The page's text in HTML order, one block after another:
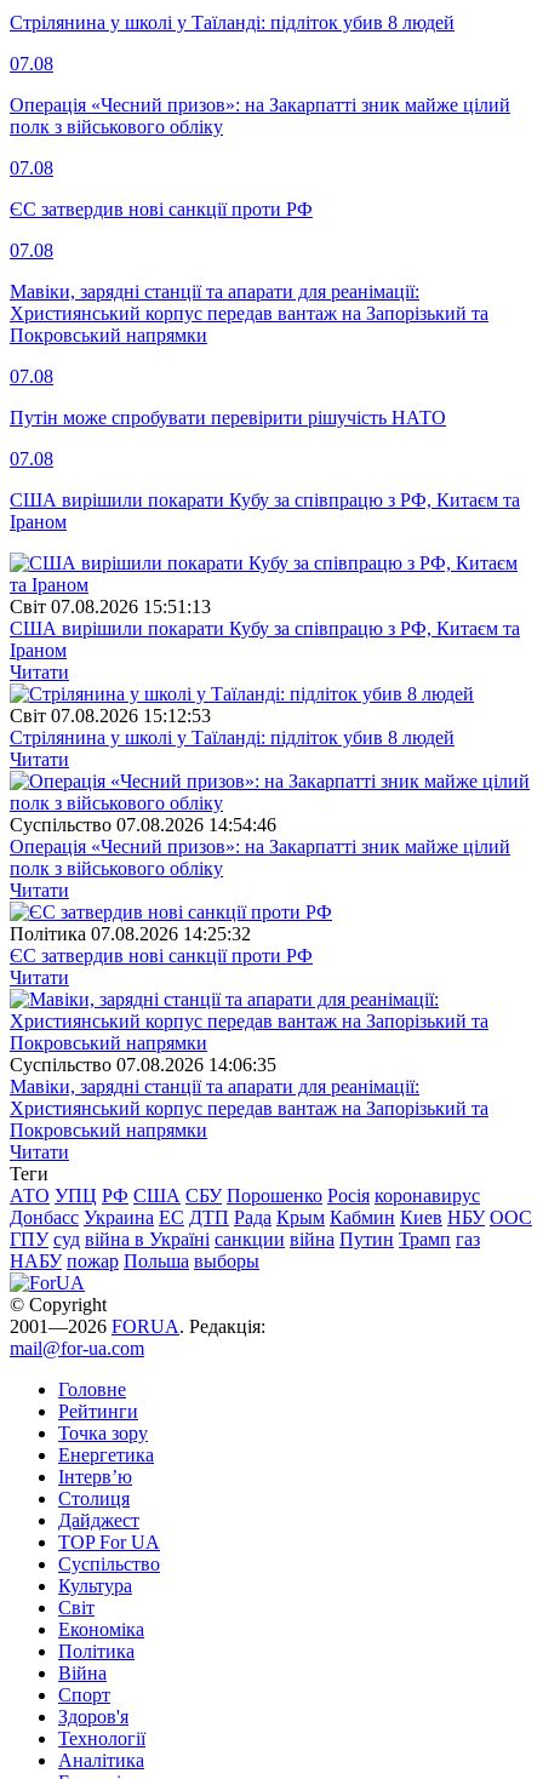
Стрілянина у школі у Таїланді: підліток убив 8 людей
07.08
Операція «Чесний призов»: на Закарпатті зник майже цілий
полк з військового обліку
07.08
ЄС затвердив нові санкції проти РФ
07.08
Мавіки, зарядні станції та апарати для реанімації:
Християнський корпус передав вантаж на Запорізький та
Покровський напрямки
07.08
Путін може спробувати перевірити рішучість НАТО
07.08
США вирішили покарати Кубу за співпрацю з РФ, Китаєм та
Іраном
Свiт 07.08.2026 15:51:13
США вирішили покарати Кубу за співпрацю з РФ, Китаєм та
Іраном
Читати
Свiт 07.08.2026 15:12:53
Стрілянина у школі у Таїланді: підліток убив 8 людей
Читати
Суспiльство 07.08.2026 14:54:46
Операція «Чесний призов»: на Закарпатті зник майже цілий
полк з військового обліку
Читати
Полiтика 07.08.2026 14:25:32
ЄС затвердив нові санкції проти РФ
Читати
Суспiльство 07.08.2026 14:06:35
Мавіки, зарядні станції та апарати для реанімації:
Християнський корпус передав вантаж на Запорізький та
Покровський напрямки
Читати
Теги
АТО УПЦ РФ США СБУ Порошенко Росія коронавирус
Донбасс Украина ЕС ДТП Рада Крым Кабмин Киев НБУ ООС
ГПУ суд війна в Україні санкции війна Путин Трамп газ
НАБУ пожар Польша выборы
© Copyright
2001—2026 FORUA. Редакція:
mail@for-ua.com
Головне
Рейтинги
Точка зору
Енергетика
Інтерв’ю
Столиця
Дайджест
TOP For UA
Суспiльство
Культура
Світ
Економіка
Політика
Війна
Спорт
Здоров'я
Технології
Аналітика